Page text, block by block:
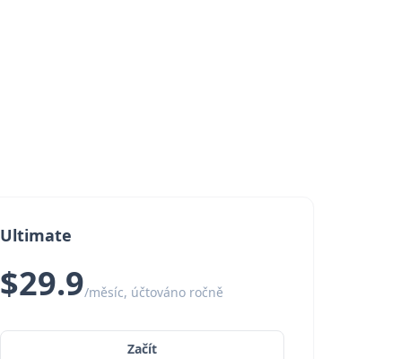
Ultimate
$29.9/měsíc, účtováno ročně
Začít